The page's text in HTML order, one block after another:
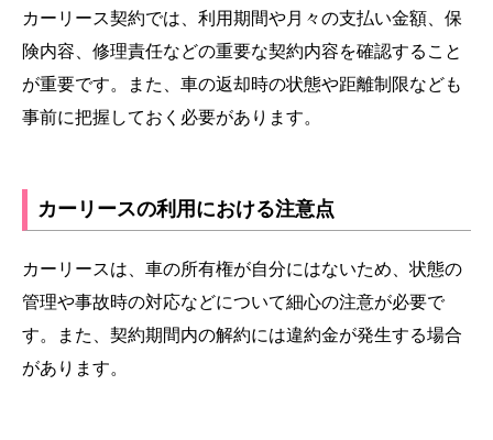
カーリース契約では、利用期間や月々の支払い金額、保
険内容、修理責任などの重要な契約内容を確認すること
が重要です。また、車の返却時の状態や距離制限なども
事前に把握しておく必要があります。
カーリースの利用における注意点
カーリースは、車の所有権が自分にはないため、状態の
管理や事故時の対応などについて細心の注意が必要で
す。また、契約期間内の解約には違約金が発生する場合
があります。